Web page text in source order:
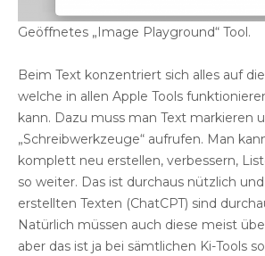
Geöffnetes „Image Playground“ Tool.
Beim Text konzentriert sich alles auf
welche in allen Apple Tools
kann. Dazu muss man Text markieren
„Schreibwerkzeuge“ aufrufen. Man
komplett neu erstellen, verbessern,
so weiter. Das ist durchaus nützlich
erstellten Texten (ChatCPT) sind
Natürlich müssen auch diese meist
aber das ist ja bei sämtlichen Ki-Tools